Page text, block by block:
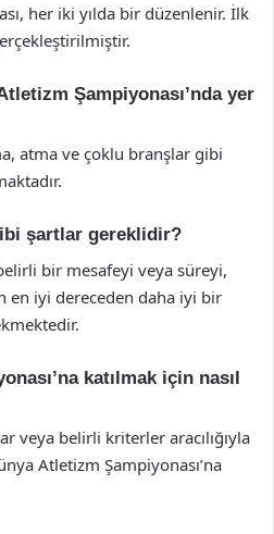
her iki yılda bir düzenlenir. İlk
Şampiyonası’nda yer
atma ve çoklu branşlar gibi
şartlar gereklidir?
bir mesafeyi veya süreyi,
en iyi dereceden daha iyi bir
katılmak için nasıl
veya belirli kriterler aracılığıyla
Atletizm Şampiyonası’na